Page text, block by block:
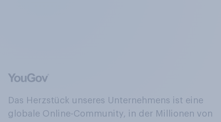
Das Herzstück unseres Unternehmens ist eine
globale Online-Community, in der Millionen von